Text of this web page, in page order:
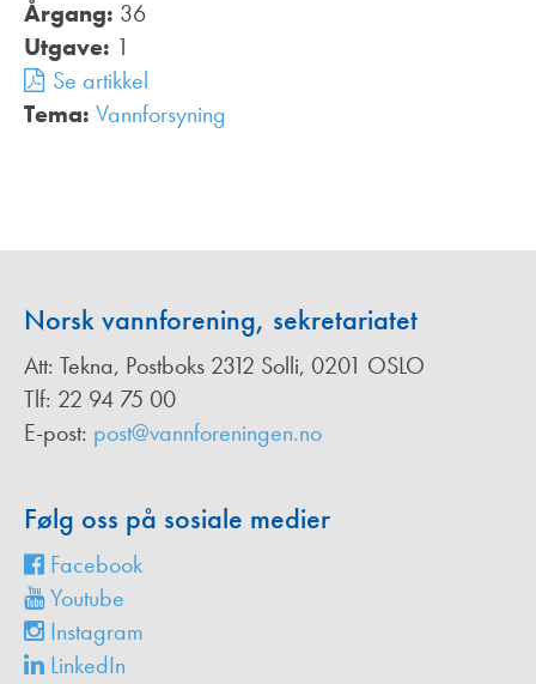
Årgang: 36
Utgave: 1
Se artikkel
Tema: Vannforsyning
Norsk vannforening, sekretariatet
Att: Tekna, Postboks 2312 Solli, 0201 OSLO
Tlf: 22 94 75 00
E-post: post@vannforeningen.no
Følg oss på sosiale medier
Facebook
Youtube
Instagram
LinkedIn